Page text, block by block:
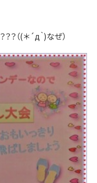
？（(＊´д｀)なぜ）